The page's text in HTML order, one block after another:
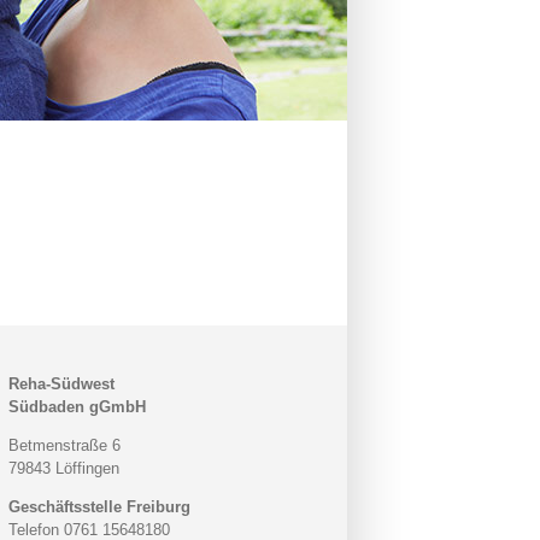
Reha-Südwest
Südbaden gGmbH
Betmenstraße 6
79843 Löffingen
Geschäftsstelle Freiburg
Telefon 0761 15648180